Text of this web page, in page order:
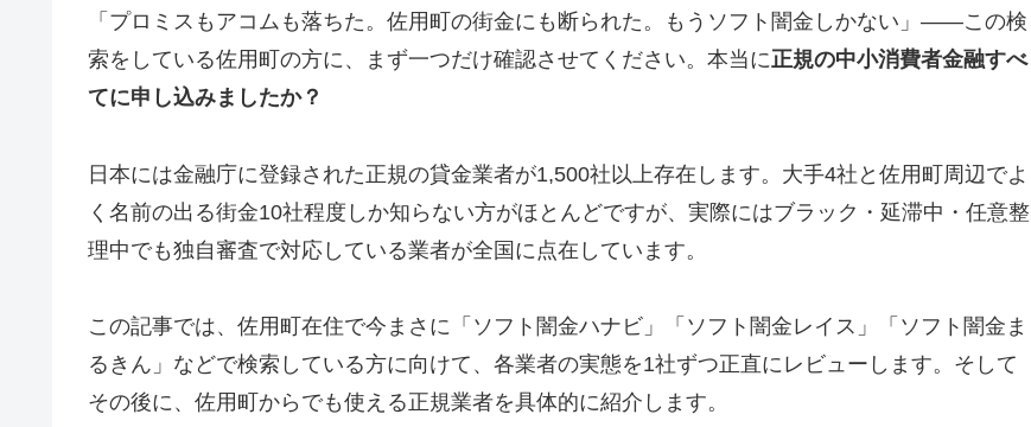
「プロミスもアコムも落ちた。佐用町の街金にも断られた。もうソフト闇金しかない」——この検
索をしている佐用町の方に、まず一つだけ確認させてください。本当に正規の中小消費者金融すべ
てに申し込みましたか？
日本には金融庁に登録された正規の貸金業者が1,500社以上存在します。大手4社と佐用町周辺でよ
く名前の出る街金10社程度しか知らない方がほとんどですが、実際にはブラック・延滞中・任意整
理中でも独自審査で対応している業者が全国に点在しています。
この記事では、佐用町在住で今まさに「ソフト闇金ハナビ」「ソフト闇金レイス」「ソフト闇金ま
るきん」などで検索している方に向けて、各業者の実態を1社ずつ正直にレビューします。そして
その後に、佐用町からでも使える正規業者を具体的に紹介します。